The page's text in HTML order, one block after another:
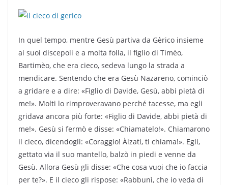
In quel tempo, mentre Gesù partiva da Gèrico insieme
ai suoi discepoli e a molta folla, il figlio di Timèo,
Bartimèo, che era cieco, sedeva lungo la strada a
mendicare. Sentendo che era Gesù Nazareno, cominciò
a gridare e a dire: «Figlio di Davide, Gesù, abbi pietà di
me!». Molti lo rimproveravano perché tacesse, ma egli
gridava ancora più forte: «Figlio di Davide, abbi pietà di
me!». Gesù si fermò e disse: «Chiamatelo!». Chiamarono
il cieco, dicendogli: «Coraggio! Àlzati, ti chiama!». Egli,
gettato via il suo mantello, balzò in piedi e venne da
Gesù. Allora Gesù gli disse: «Che cosa vuoi che io faccia
per te?». E il cieco gli rispose: «Rabbunì, che io veda di